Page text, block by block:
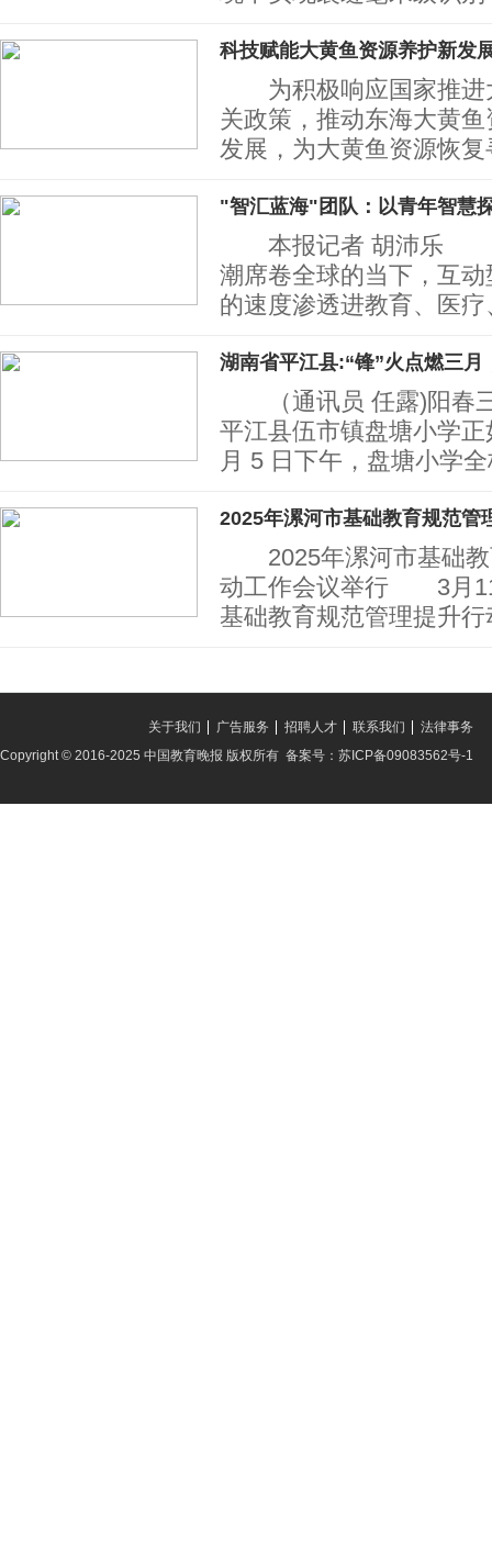
科技赋能大黄鱼资源养护新
为积极响应国家推进
关政策，推动东海大黄
发展，为大黄鱼资源恢
"智汇蓝海"团队：以青年智慧
本报记者 胡沛乐 在
潮席卷全球的当下，互
的速度渗透进教育、医
湖南省平江县:“锋”火点燃三月
（通讯员 任露)阳春
平江县伍市镇盘塘小学
月 5 日下午，盘塘小学
2025年漯河市基础教育规范管
2025年漯河市基础教
动工作会议举行 3月11
基础教育规范管理提升行
法律事务
联系我们
招聘人才
广告服务
关于我们
Copyright © 2016-2025 中国教育晚报 版权所有 备案号：苏ICP备09083562号-1